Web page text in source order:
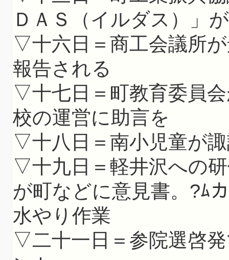
ＤＡＳ（イルダス）」
▽十六日＝商工会議所
報告される
▽十七日＝町教育委員
校の運営に助言を
▽十八日＝南小児童が
▽十九日＝軽井沢への
が町などに意見書。?ﾑ
水やり作業
▽二十一日＝参院選啓